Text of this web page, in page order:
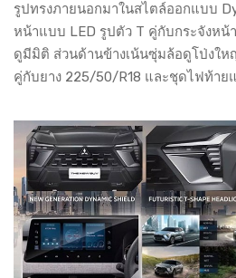
รูปทรงภายนอกมาในสไตล์ออกแบบ
หน้าแบบ LED รูปตัว T คู่กับกระจังหน้
ดูมีมิติ ส่วนด้านข้างเน้นซุ่มล้อดูโป่งใ
คู่กับยาง 225/50/R18 และชุดไฟท้าย